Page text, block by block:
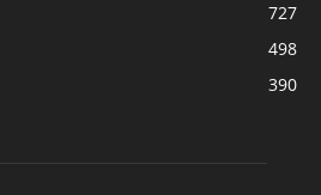
727
498
390